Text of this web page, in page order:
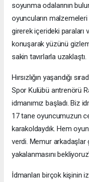
soyunma odalarının
oyuncuların
girerek içerideki paraları
konuşarak yüzünü
sakin tavırlarla uzaklaştı.
Hırsızlığın yaşandığı
Spor Kulübü antrenörü
idmanımız başladı. Biz
17 tane oyuncumuzun
karakoldaydık. Hem
verdi. Memur arkadaşlar
yakalanmasını
İdmanları birçok kişinin